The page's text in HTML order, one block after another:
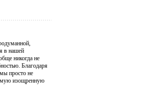
в нашей
никогда не
Благодаря
просто не
изощренную